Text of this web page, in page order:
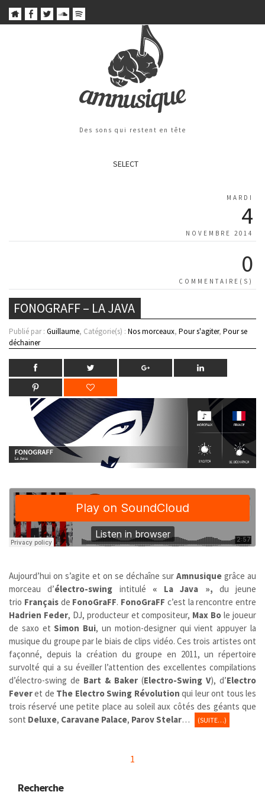
Des sons qui restent en tête
SELECT
MARDI
4
NOVEMBRE 2014
0
COMMENTAIRE(S)
FONOGRAFF – LA JAVA
Publié par : Guillaume, Catégorie(s) : Nos morceaux, Pour s'agiter, Pour se
déchainer
Aujourd’hui on s’agite et on se déchaîne sur Amnusique grâce au
morceau d’électro-swing intitulé « La Java », du jeune
trio Français de FonoGraFF. FonoGraFF c’est la rencontre entre
Hadrien Feder, DJ, producteur et compositeur, Max Bo le joueur
de saxo etSimon Bui, un motion-designer qui vient appuyer la
musique du groupe par le biais de clips vidéo. Ces trois artistes ont
façonné, depuis la création du groupe en 2011, un répertoire
survolté qui a su éveiller l’attention des excellentes compilations
d’électro-swing de Bart & Baker (Electro-Swing V), d’Electro
Feveret de The Electro Swing Révolution qui leur ont tous les
trois réservé une petite place au soleil aux côtés des géants que
sont Deluxe, Caravane Palace, Parov Stelar… (SUITE…)
1
Recherche